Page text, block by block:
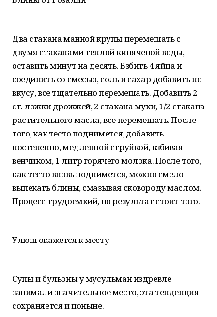
Два стакана манной крупы перемешать с
двумя стаканами теплой кипяченой воды,
оставить минут на десять. Взбить 4 яйца и
соединить со смесью, соль и сахар добавить по
вкусу, все тщательно перемешать. Добавить 2
ст. ложки дрожжей, 2 стакана муки, 1/2 стакана
растительного масла, все перемешать. После
того, как тесто поднимется, добавить
постепенно, медленной струйкой, взбивая
венчиком, 1 литр горячего молока. После того,
как тесто вновь поднимется, можно смело
выпекать блины, смазывая сковороду маслом.
Процесс трудоемкий, но результат стоит того.
Улюш окажется к месту
Супы и бульоны у мусульман издревле
занимали значительное место, эта тенденция
сохраняется и поныне.